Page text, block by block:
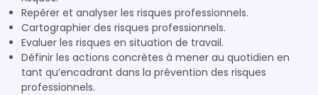
Repérer et analyser les risques professionnels.
Cartographier des risques professionnels.
Evaluer les risques en situation de travail.
Définir les actions concrètes à mener au quotidien en
tant qu’encadrant dans la prévention des risques
professionnels.